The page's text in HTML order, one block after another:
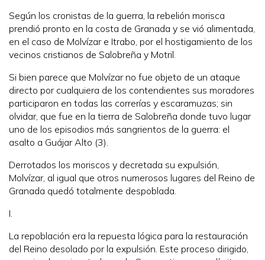
Según los cronistas de la guerra, la rebelión morisca
prendió pronto en la costa de Granada y se vió alimentada,
en el caso de Molvízar e Itrabo, por el hostigamiento de los
vecinos cristianos de Salobreña y Motril.
Si bien parece que Molvízar no fue objeto de un ataque
directo por cualquiera de los contendientes sus moradores
participaron en todas las correrías y escaramuzas; sin
olvidar, que fue en la tierra de Salobreña donde tuvo lugar
uno de los episodios más sangrientos de la guerra: el
asalto a Guájar Alto (3).
Derrotados los moriscos y decretada su expulsión,
Molvízar, al igual que otros numerosos lugares del Reino de
Granada quedó totalmente despoblada.
I.
La repoblación era la repuesta lógica para la restauración
del Reino desolado por la expulsión. Este proceso dirigido,